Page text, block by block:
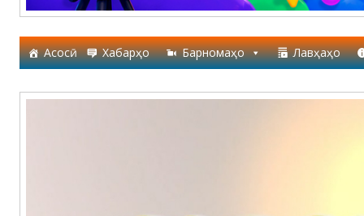
Асосӣ Хабарҳо Барномаҳо Лавҳаҳо